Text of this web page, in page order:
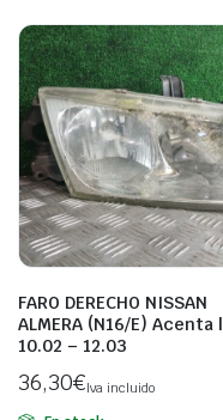
FARO DERECHO NISSAN
ALMERA (N16/E) Acenta |
10.02 – 12.03
36,30€Iva incluido